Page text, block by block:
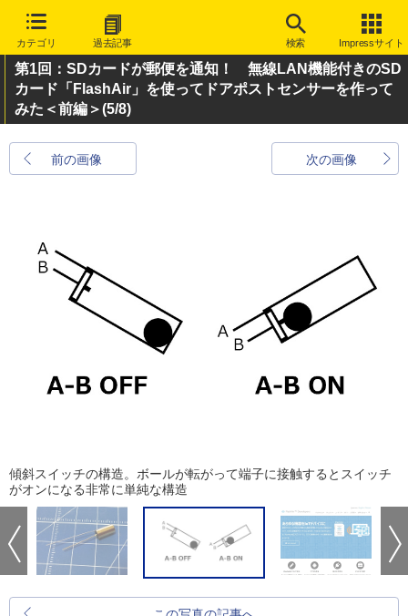
カテゴリ 過去記事 検索 Impressサイト
第1回：SDカードが郵便を通知！ 無線LAN機能付きのSD
カード「FlashAir」を使ってドアポストセンサーを作って
みた＜前編＞(5/8)
前の画像 次の画像
傾斜スイッチの構造。ボールが転がって端子に接触するとスイッチ
がオンになる非常に単純な構造